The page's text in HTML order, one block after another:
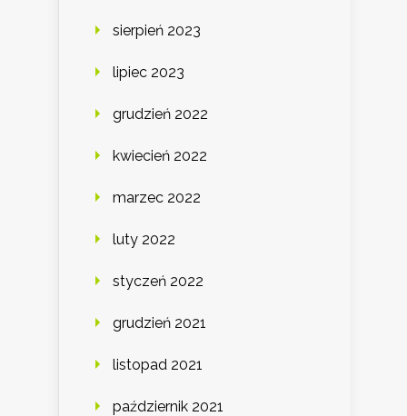
sierpień 2023
lipiec 2023
grudzień 2022
kwiecień 2022
marzec 2022
luty 2022
styczeń 2022
grudzień 2021
listopad 2021
październik 2021